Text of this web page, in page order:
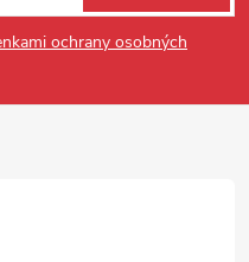
ochrany osobných